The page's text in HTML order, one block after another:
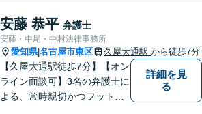
をもとに柔軟に対応いたしま
す。まずはご相談ください。
【土日祝、夜間の相談可】
安藤 恭平 弁護士
安藤・中尾・中村法律事務所
愛知県|名古屋市東区 久屋大通駅 から徒歩7分
【久屋大通駅徒歩7分】【オン
ライン面談可】3名の弁護士に
よる、常時親切かつフットワ
詳細を見
る